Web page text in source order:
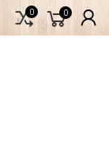
меню
0 0